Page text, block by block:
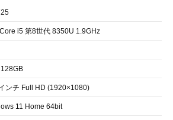
i5 第8世代 8350U 1.9GHz
ンチ Full HD (1920×1080)
11 Home 64bit